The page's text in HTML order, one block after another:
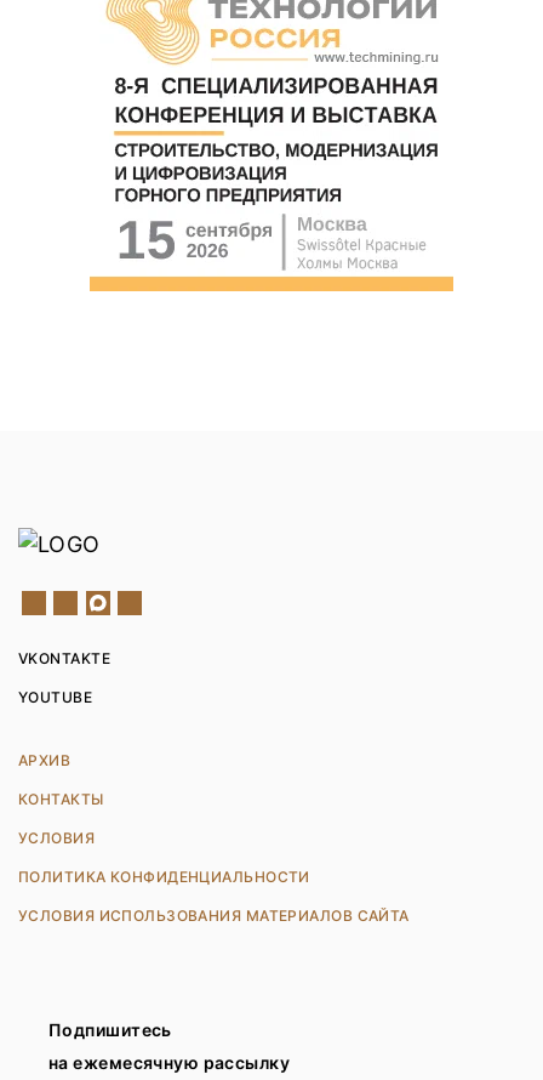
VKONTAKTE
YOUTUBE
АРХИВ
КОНТАКТЫ
УСЛОВИЯ
ПОЛИТИКА КОНФИДЕНЦИАЛЬНОСТИ
УСЛОВИЯ ИСПОЛЬЗОВАНИЯ МАТЕРИАЛОВ САЙТА
Подпишитесь
на ежемесячную рассылку